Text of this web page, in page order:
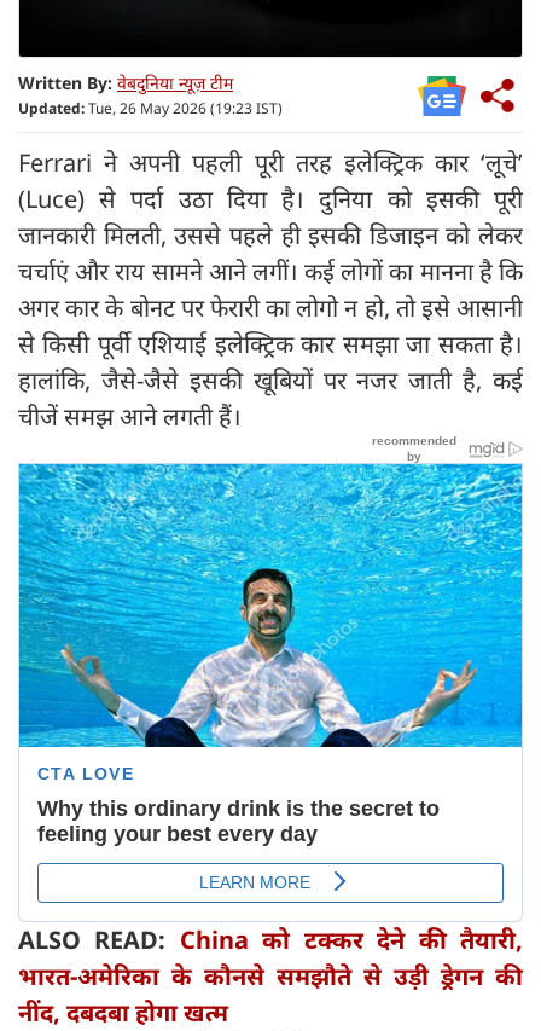
Written By: वेबदुनिया न्यूज़ टीम
Updated:Tue, 26 May 2026 (19:23 IST)
Ferrari ने अपनी पहली पूरी तरह इलेक्ट्रिक कार ‘लूचे’
(Luce) से पर्दा उठा दिया है। दुनिया को इसकी पूरी
जानकारी मिलती, उससे पहले ही इसकी डिजाइन को लेकर
चर्चाएं और राय सामने आने लगीं। कई लोगों का मानना है कि
अगर कार के बोनट पर फेरारी का लोगो न हो, तो इसे आसानी
से किसी पूर्वी एशियाई इलेक्ट्रिक कार समझा जा सकता है।
हालांकि, जैसे-जैसे इसकी खूबियों पर नजर जाती है, कई
चीजें समझ आने लगती हैं।
ALSO READ: China को टक्कर देने की तैयारी,
भारत-अमेरिका के कौनसे समझौते से उड़ी ड्रेगन की
नींद, दबदबा होगा खत्म